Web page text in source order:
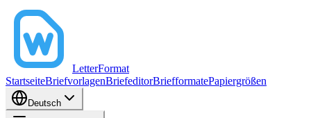
LetterFormat
StartseiteBriefvorlagenBriefeditorBriefformatePapiergrößen
Deutsch